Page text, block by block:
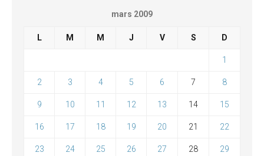
mars 2009
L M M J V S D
1
2 3 4 5 6 7 8
9 10 11 12 13 14 15
16 17 18 19 20 21 22
23 24 25 26 27 28 29